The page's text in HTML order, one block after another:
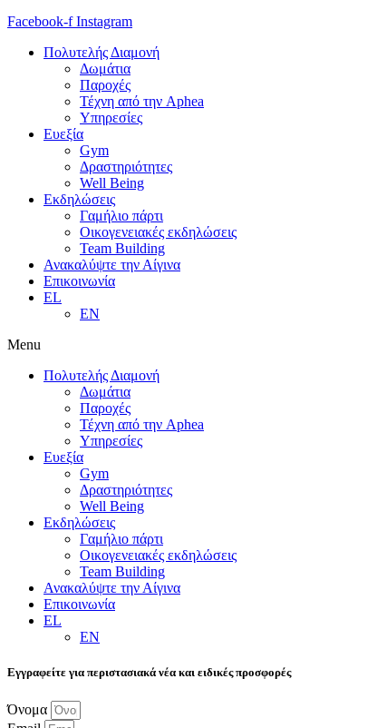
Facebook-f Instagram
Πολυτελής Διαμονή
Δωμάτια
Παροχές
Τέχνη από την Aphea
Υπηρεσίες
Ευεξία
Gym
Δραστηριότητες
Well Being
Εκδηλώσεις
Γαμήλιο πάρτι
Οικογενειακές εκδηλώσεις
Team Building
Ανακαλύψτε την Αίγινα
Επικοινωνία
EL
EN
Menu
Πολυτελής Διαμονή
Δωμάτια
Παροχές
Τέχνη από την Aphea
Υπηρεσίες
Ευεξία
Gym
Δραστηριότητες
Well Being
Εκδηλώσεις
Γαμήλιο πάρτι
Οικογενειακές εκδηλώσεις
Team Building
Ανακαλύψτε την Αίγινα
Επικοινωνία
EL
EN
Εγγραφείτε για περιστασιακά νέα και ειδικές προσφορές
Όνομα